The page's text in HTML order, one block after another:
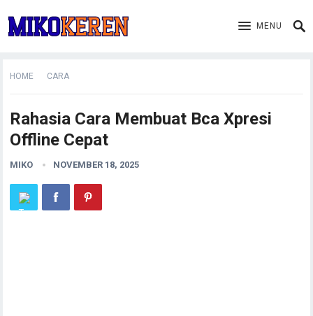
MENU
HOME CARA
Rahasia Cara Membuat Bca Xpresi
Offline Cepat
MIKO NOVEMBER 18, 2025